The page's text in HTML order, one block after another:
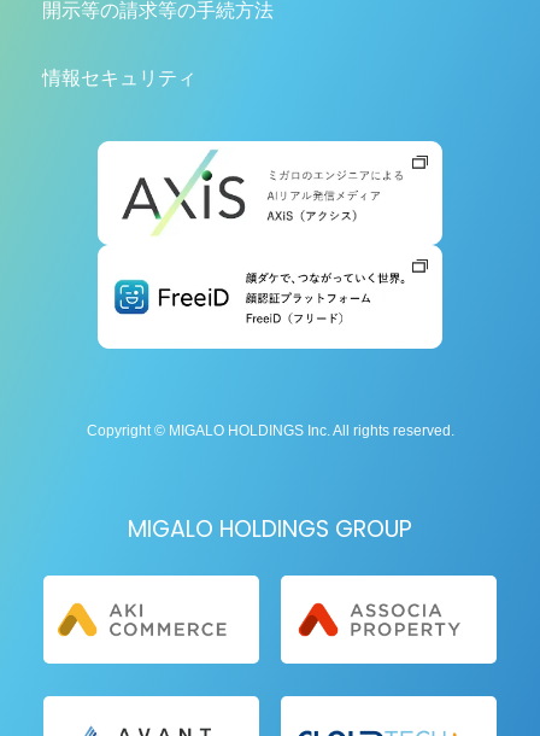
開示等の請求等の手続方法
情報セキュリティ
Copyright © MIGALO HOLDINGS Inc. All rights reserved.
MIGALO HOLDINGS GROUP